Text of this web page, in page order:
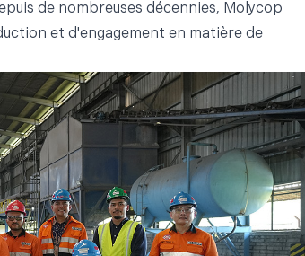
de nombreuses décennies, Molycop
et d'engagement en matière de